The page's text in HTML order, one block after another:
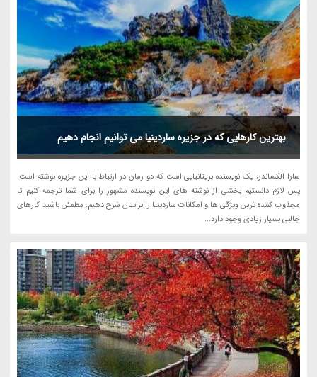
بهترین کارهایی که در جزیره ساردینیا می توانیم انجام دهیم
سارا الکساندر، یک نویسنده بریتانیایی است که دو رمان در ارتباط با این جزیره نوشته است.
پس لازم دانستیم بخشی از نوشته های این نویسنده مشهور را برای شما ترجمه کنیم تا
مجذوب کننده ترین ویژگی ها و امکانات ساردینیا را برایتان شرح دهیم. مطمئن باشید کارهای
جالبی بسیار زیادی وجود دارد...